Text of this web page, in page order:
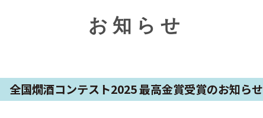
お知らせ
全国燗酒コンテスト2025 最高金賞受賞のお知らせ